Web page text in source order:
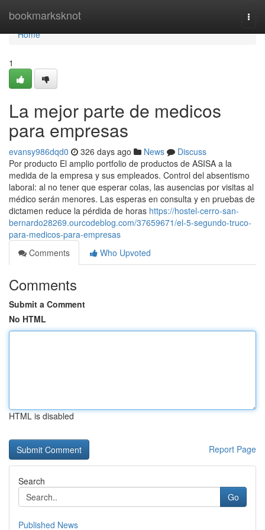
bookmarksknot
Home
Home
1
La mejor parte de medicos
para empresas
evansy986dqd0 326 days ago News
Discuss
Por producto El amplio portfolio de productos de ASISA a la
medida de la empresa y sus empleados. Control del absentismo
laboral: al no tener que esperar colas, las ausencias por visitas al
médico serán menores. Las esperas en consulta y en pruebas de
dictamen reduce la pérdida de horas https://hostel-cerro-san-
bernardo28269.ourcodeblog.com/37659671/el-5-segundo-truco-
para-medicos-para-empresas
Comments
Who Upvoted
Comments
Submit a Comment
No HTML
HTML is disabled
Report Page
Search
Go
Published News